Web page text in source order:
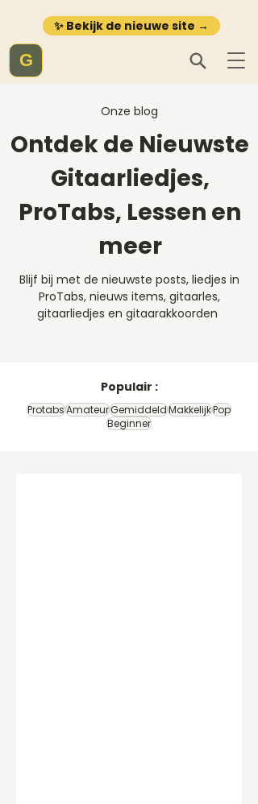
✨ Bekijk de nieuwe site →
G
Onze blog
Ontdek de Nieuwste
Gitaarliedjes,
ProTabs, Lessen en
meer
Blijf bij met de nieuwste posts, liedjes in
ProTabs, nieuws items, gitaarles,
gitaarliedjes en gitaarakkoorden
Populair :
ProtabsAmateurGemiddeldMakkelijkPop
Beginner